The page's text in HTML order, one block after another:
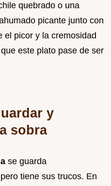
quebrado o una
picante junto con
el picor y la cremosidad
este plato pase de ser
y
sobra
se guarda
tiene sus trucos. En